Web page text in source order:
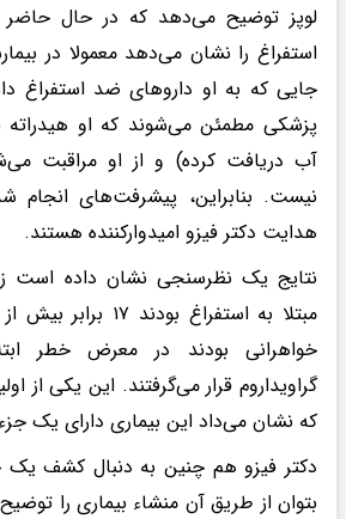
لوپز توضیح می‌دهد که در حال حاضر
استفراغ را نشان می‌دهد معمولا در
جایی که به او دارو‌های ضد استفراغ
پزشکی مطمئن می‌شوند که او هیدراته
آب دریافت کرده) و از او مراقبت
نیست. بنابراین، پیشرفت‌های
هدایت دکتر فیزو امیدوارکننده هستند.
نتایج یک نظرسنجی نشان داده است
مبتلا به استفراغ
خواهرانی بودند در معرض خطر
گراویداروم قرار می‌گرفتند. این یکی از
که نشان می‌داد این بیماری دارای یک
دکتر فیزو هم چنین به دنبال کشف
بتوان از طریق آن منشاء بیماری را